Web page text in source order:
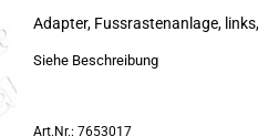
Adapter, Fussrastenanlage,
Siehe Beschreibung
Art.Nr.: 7653017